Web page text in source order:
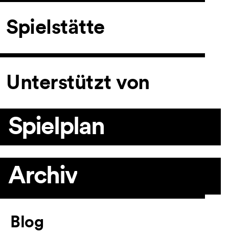
Spielstätte
Unterstützt von
Spielplan
Archiv
Artikel
Blog